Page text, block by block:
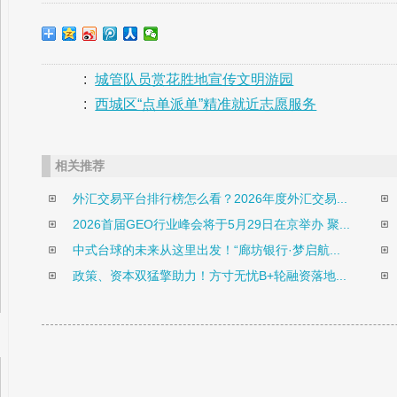
:
城管队员赏花胜地宣传文明游园
:
西城区“点单派单”精准就近志愿服务
相关推荐
外汇交易平台排行榜怎么看？2026年度外汇交易...
2026首届GEO行业峰会将于5月29日在京举办 聚...
中式台球的未来从这里出发！“廊坊银行·梦启航...
政策、资本双猛擎助力！方寸无忧B+轮融资落地...